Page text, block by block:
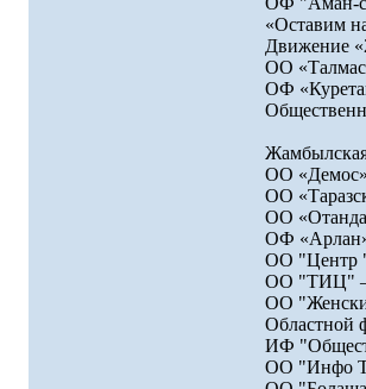
«Оставим
Движение
ОО
ОФ
ОО
ОО
ОО
ОФ
ОО "Центр
ОО "ТИЦ"
ОО
ИФ
ОО "Инфо